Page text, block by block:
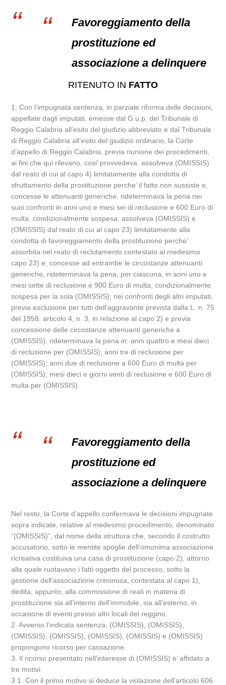
Favoreggiamento della
prostituzione ed
associazione a delinquere
RITENUTO IN FATTO
1. Con l’impugnata sentenza, in parziale riforma delle decisioni,
appellate dagli imputati, emesse dal G.u.p. del Tribunale di
Reggio Calabria all’esito del giudizio abbreviato e dal Tribunale
di Reggio Calabria all’esito del giudizio ordinario, la Corte
d’appello di Reggio Calabria, previa riunione dei procedimenti,
ai fini che qui rilevano, cosi’ provvedeva: assolveva (OMISSIS)
dal reato di cui al capo 4) limitatamente alla condotta di
sfruttamento della prostituzione perche’ il fatto non sussiste e,
concesse le attenuanti generiche, rideterminava la pena nei
suoi confronti in anni uno e mesi sei di reclusione e 600 Euro di
multa, condizionalmente sospesa; assolveva (OMISSIS) e
(OMISSIS) dal reato di cui al capo 23) limitatamente alla
condotta di favoreggiamento della prostituzione perche’
assorbita nel reato di reclutamento contestato al medesimo
capo 23) e, concesse ad entrambe le circostanze attenuanti
generiche, rideterminava la pena, per ciascuna, in anni uno e
mesi sette di reclusione e 900 Euro di multa, condizionalmente
sospesa per la sola (OMISSIS); nei confronti degli altri imputati,
previa esclusione per tutti dell’aggravante prevista dalla L. n. 75
del 1958, articolo 4, n. 3, in relazione al capo 2) e previa
concessione delle circostanze attenuanti generiche a
(OMISSIS), rideterminava la pena in: anni quattro e mesi dieci
di reclusione per (OMISSIS); anni tre di reclusione per
(OMISSIS); anni due di reclusione a 600 Euro di multa per
(OMISSIS); mesi dieci e giorni venti di reclusione e 600 Euro di
multa per (OMISSIS).
Favoreggiamento della
prostituzione ed
associazione a delinquere
Nel resto, la Corte d’appello confermava le decisioni impugnate
sopra indicate, relative al medesimo procedimento, denominato
“(OMISSIS)”, dal nome della struttura che, secondo il costrutto
accusatorio, sotto le mentite spoglie dell’omonima associazione
ricreativa costituiva una casa di prostituzione (capo 2), attorno
alla quale ruotavano i fatti oggetto del processo, sotto la
gestione dell’associazione criminosa, contestata al capo 1),
dedita, appunto, alla commissione di reati in materia di
prostituzione sia all’interno dell’immobile, sia all’esterno, in
occasione di eventi presso altri locali del reggino.
2. Avverso l’indicata sentenza, (OMISSIS), (OMISSIS),
(OMISSIS), (OMISSIS), (OMISSIS), (OMISSIS) e (OMISSIS)
propongono ricorso per cassazione.
3. Il ricorso presentato nell’interesse di (OMISSIS) e’ affidato a
tre motivi.
3.1. Con il primo motivo si deduce la violazione dell’articolo 606